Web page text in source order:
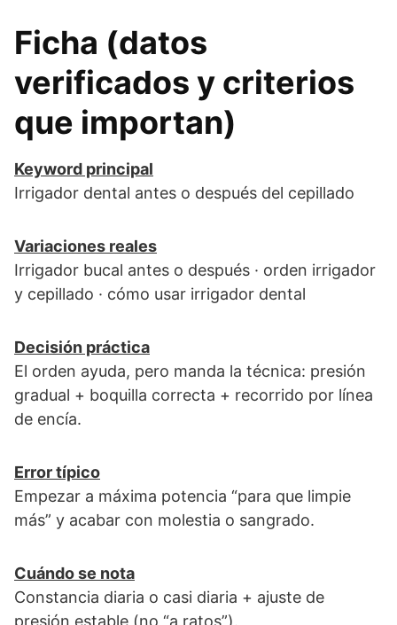
Ficha (datos
verificados y criterios
que importan)
Keyword principal
Irrigador dental antes o después del cepillado
Variaciones reales
Irrigador bucal antes o después · orden irrigador
y cepillado · cómo usar irrigador dental
Decisión práctica
El orden ayuda, pero manda la técnica: presión
gradual + boquilla correcta + recorrido por línea
de encía.
Error típico
Empezar a máxima potencia “para que limpie
más” y acabar con molestia o sangrado.
Cuándo se nota
Constancia diaria o casi diaria + ajuste de
presión estable (no “a ratos”).